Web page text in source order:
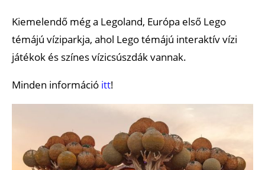
Kiemelendő még a Legoland, Európa első Lego
témájú víziparkja, ahol Lego témájú interaktív vízi
játékok és színes vízicsúszdák vannak.
Minden információ itt!